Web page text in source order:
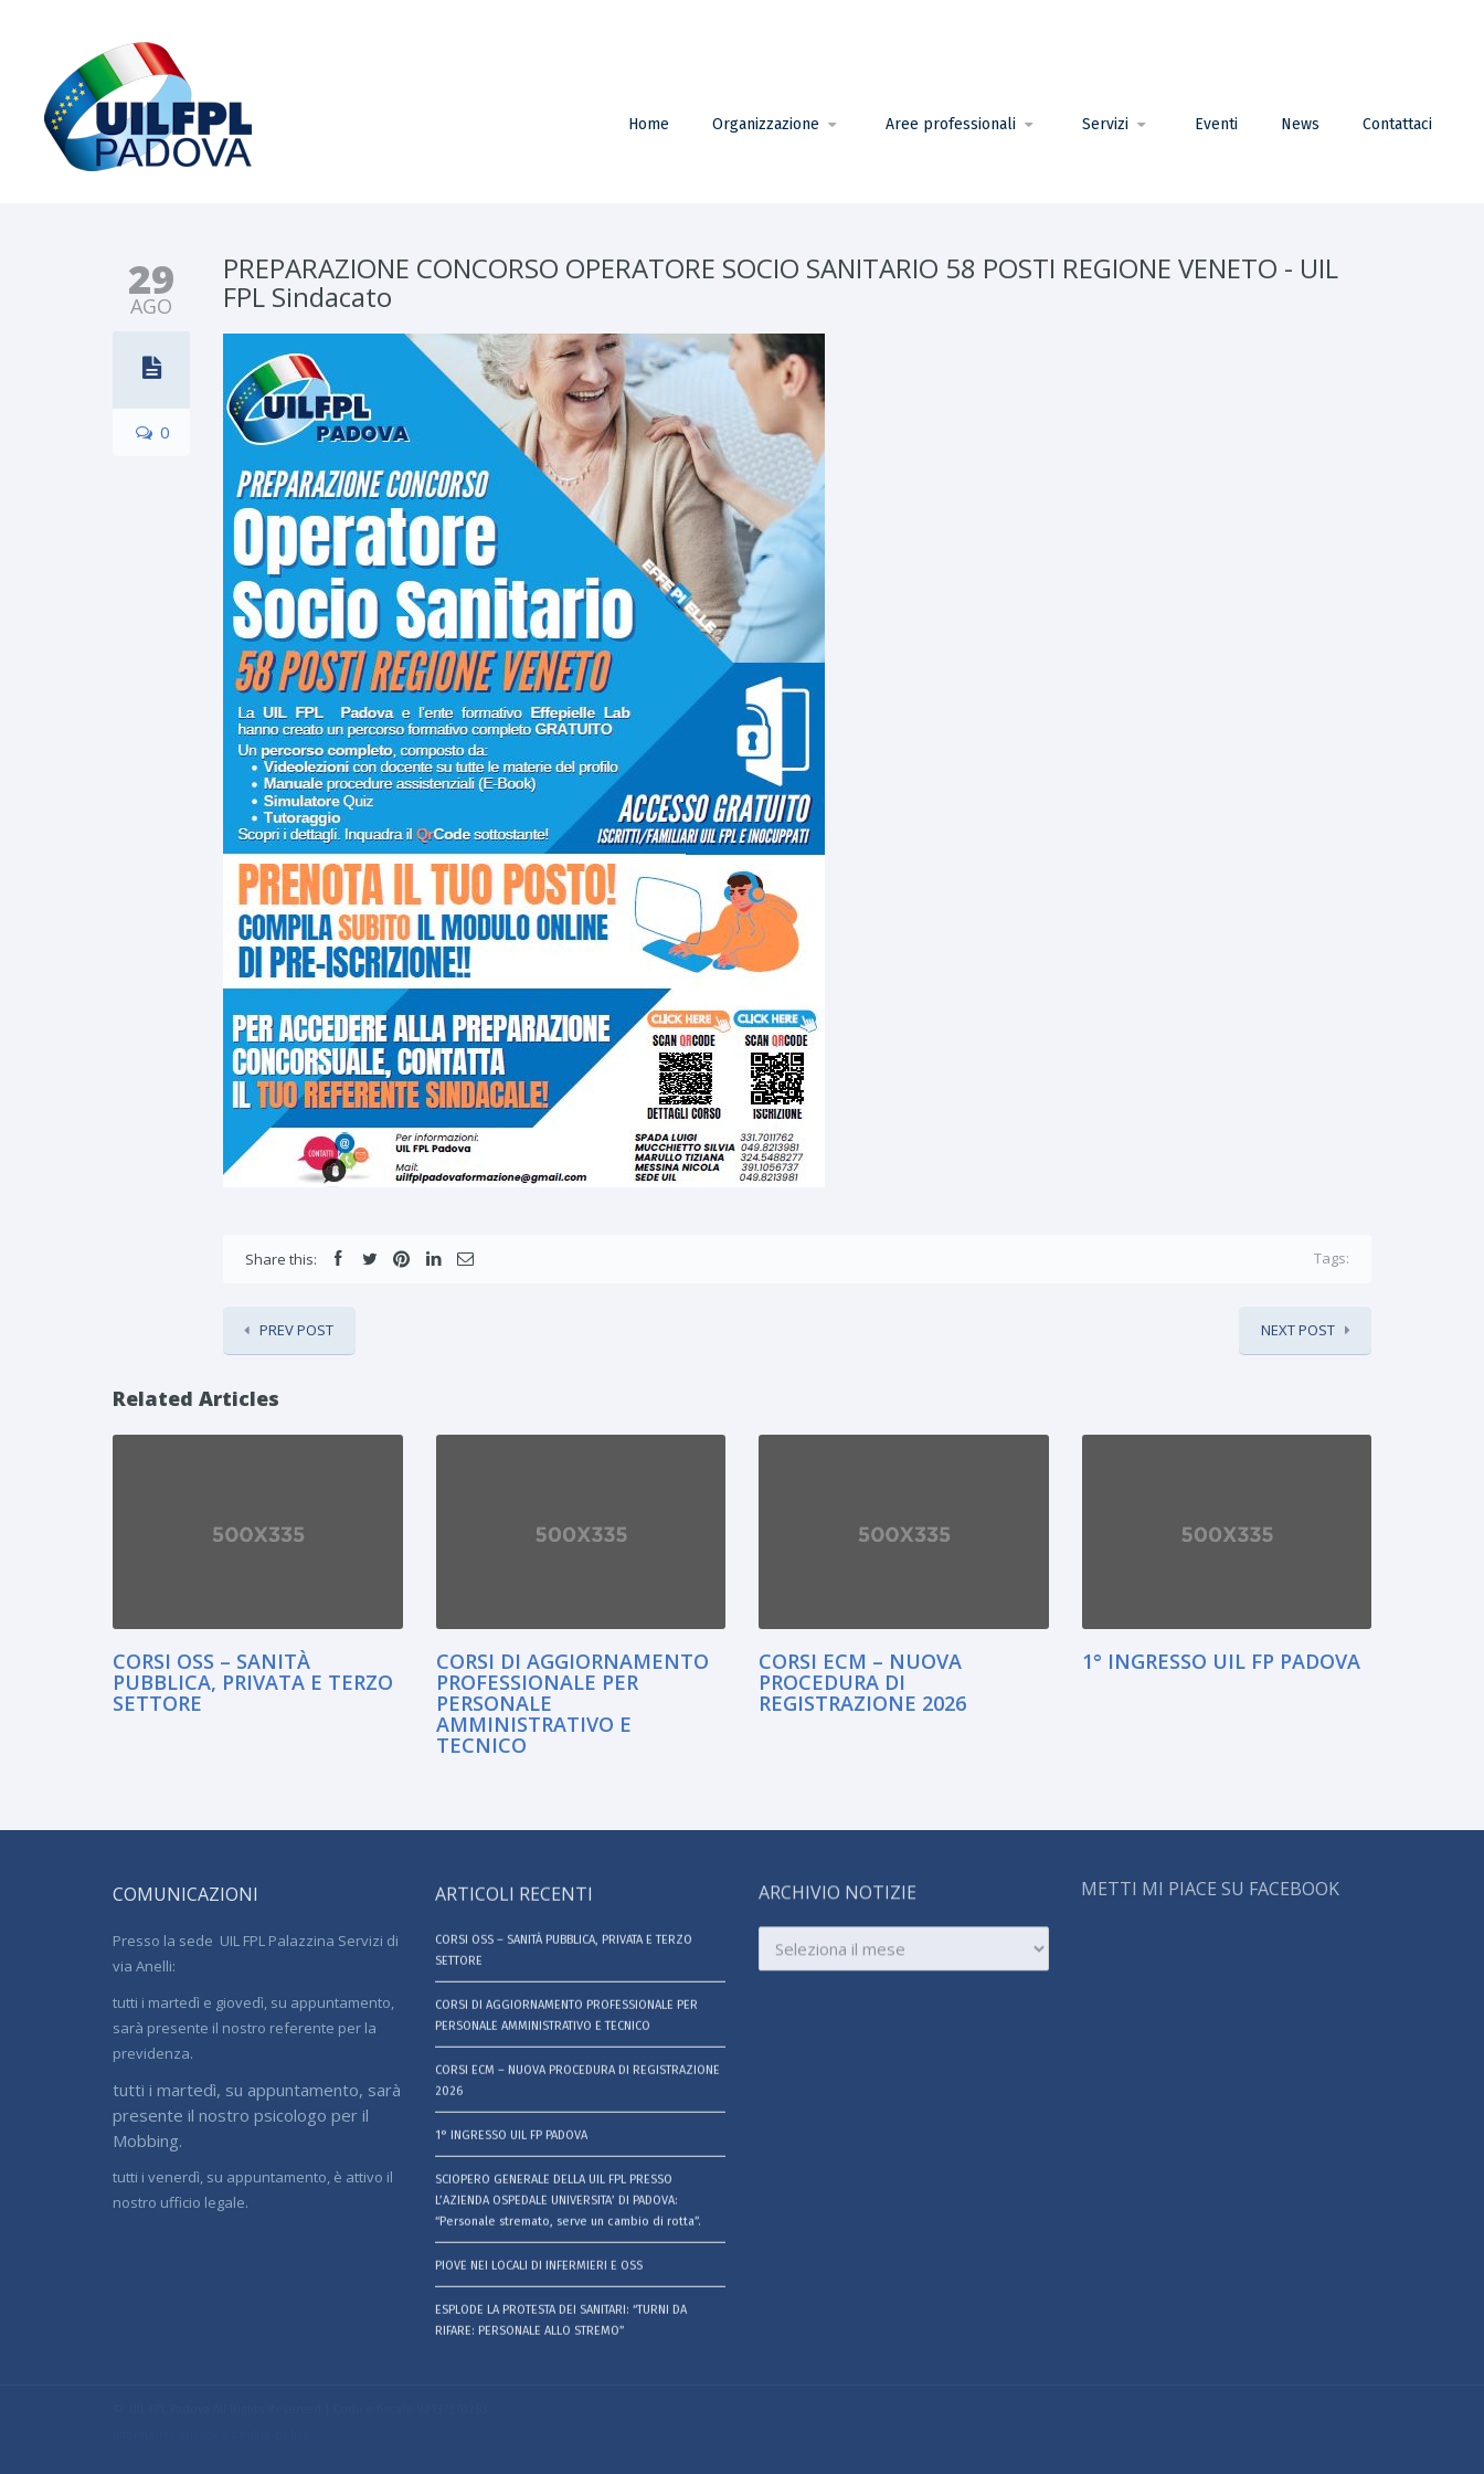
Home Organizzazione Aree professionali Servizi Eventi News Contattaci
29
AGO
0
PREPARAZIONE CONCORSO OPERATORE SOCIO SANITARIO 58 POSTI REGIONE VENETO - UIL
FPL Sindacato
Share this: Tags:
PREV POST NEXT POST
Related Articles
CORSI OSS – SANITÀ
PUBBLICA, PRIVATA E TERZO
SETTORE
CORSI DI AGGIORNAMENTO
PROFESSIONALE PER
PERSONALE
AMMINISTRATIVO E
TECNICO
CORSI ECM – NUOVA
PROCEDURA DI
REGISTRAZIONE 2026
1° INGRESSO UIL FP PADOVA
COMUNICAZIONI
Presso la sede UIL FPL Palazzina Servizi di
via Anelli:
tutti i martedì e giovedì, su appuntamento,
sarà presente il nostro referente per la
previdenza.
tutti i martedì, su appuntamento, sarà
presente il nostro psicologo per il
Mobbing.
tutti i venerdì, su appuntamento, è attivo il
nostro ufficio legale.
ARTICOLI RECENTI
CORSI OSS – SANITÀ PUBBLICA, PRIVATA E TERZO
SETTORE
CORSI DI AGGIORNAMENTO PROFESSIONALE PER
PERSONALE AMMINISTRATIVO E TECNICO
CORSI ECM – NUOVA PROCEDURA DI REGISTRAZIONE
2026
1° INGRESSO UIL FP PADOVA
SCIOPERO GENERALE DELLA UIL FPL PRESSO
L’AZIENDA OSPEDALE UNIVERSITA’ DI PADOVA:
“Personale stremato, serve un cambio di rotta”.
PIOVE NEI LOCALI DI INFERMIERI E OSS
ESPLODE LA PROTESTA DEI SANITARI: “TURNI DA
RIFARE: PERSONALE ALLO STREMO”
ARCHIVIO NOTIZIE
Archivio
notizie
METTI MI PIACE SU FACEBOOK